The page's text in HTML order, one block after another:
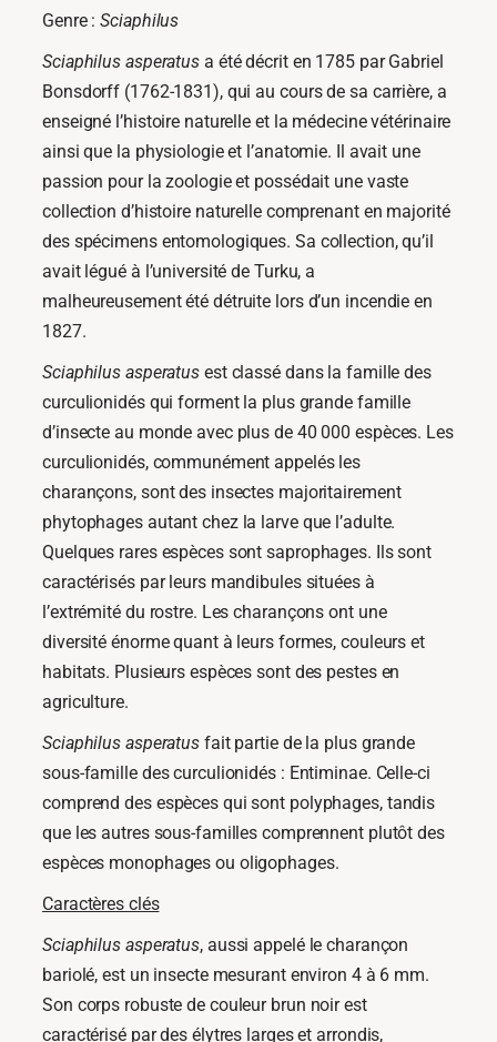
Genre :Sciaphilus
Sciaphilus asperatus a été décrit en 1785 par Gabriel
Bonsdorff (1762-1831), qui au cours de sa carrière, a
enseigné l’histoire naturelle et la médecine vétérinaire
ainsi que la physiologie et l’anatomie. Il avait une
passion pour la zoologie et possédait une vaste
collection d’histoire naturelle comprenant en majorité
des spécimens entomologiques. Sa collection, qu’il
avait légué à l’université de Turku, a
malheureusement été détruite lors d’un incendie en
1827.
Sciaphilus asperatus est classé dans la famille des
curculionidés qui forment la plus grande famille
d’insecte au monde avec plus de 40 000 espèces. Les
curculionidés, communément appelés les
charançons, sont des insectes majoritairement
phytophages autant chez la larve que l’adulte.
Quelques rares espèces sont saprophages. Ils sont
caractérisés par leurs mandibules situées à
l’extrémité du rostre. Les charançons ont une
diversité énorme quant à leurs formes, couleurs et
habitats. Plusieurs espèces sont des pestes en
agriculture.
Sciaphilus asperatus fait partie de la plus grande
sous-famille des curculionidés : Entiminae. Celle-ci
comprend des espèces qui sont polyphages, tandis
que les autres sous-familles comprennent plutôt des
espèces monophages ou oligophages.
Caractères clés
Sciaphilus asperatus, aussi appelé le charançon
bariolé, est un insecte mesurant environ 4 à 6 mm.
Son corps robuste de couleur brun noir est
caractérisé par des élytres larges et arrondis,